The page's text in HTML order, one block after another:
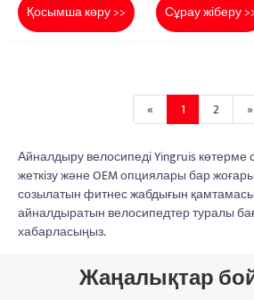
Қосымша көру >> Сұрау жіберу
« 1 2 »
Айналдыру велосипеді Yingruis
жеткізу және OEM опциялары бар
созылатын фитнес жабдығын
айналдыратын велосипедтер туралы
хабарласыңыз.
Жаңалықтар